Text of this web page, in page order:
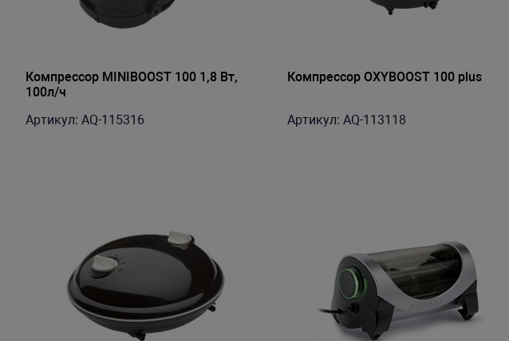
Компрессор MINIBOOST 100 1,8 Вт,
100л/ч
Артикул: AQ-115316
Компрессор OXYBOOST 100 plus
Артикул: AQ-113118